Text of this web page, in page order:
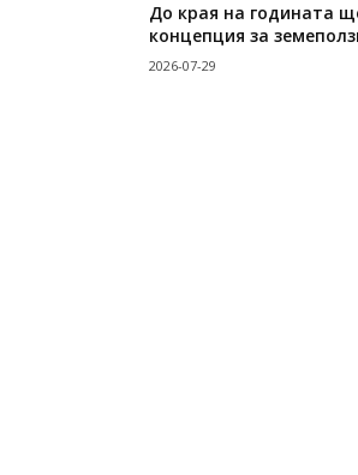
До края на годината
концепция за
2026-07-29